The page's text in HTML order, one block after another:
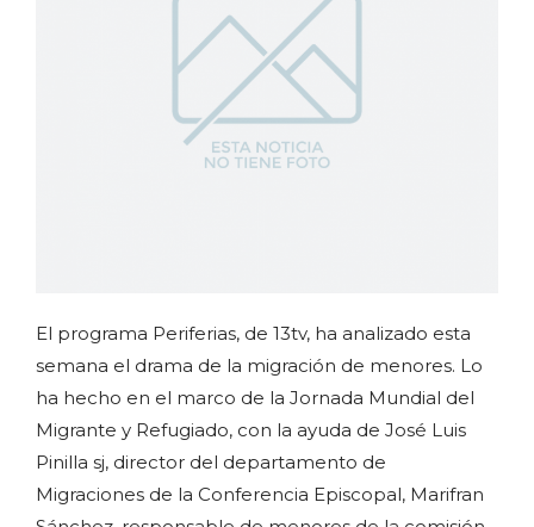
El programa Periferias, de 13tv, ha analizado esta
semana el drama de la migración de menores. Lo
ha hecho en el marco de la Jornada Mundial del
Migrante y Refugiado, con la ayuda de José Luis
Pinilla sj, director del departamento de
Migraciones de la Conferencia Episcopal, Marifran